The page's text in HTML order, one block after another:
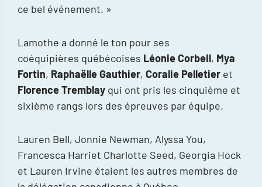
ce bel événement. »
Lamothe a donné le ton pour ses
coéquipières québécoises Léonie Corbeil, Mya
Fortin, Raphaëlle Gauthier, Coralie Pelletier et
Florence Tremblay qui ont pris les cinquième et
sixième rangs lors des épreuves par équipe.
Lauren Bell, Jonnie Newman, Alyssa You,
Francesca Harriet Charlotte Seed, Georgia Hock
et Lauren Irvine étaient les autres membres de